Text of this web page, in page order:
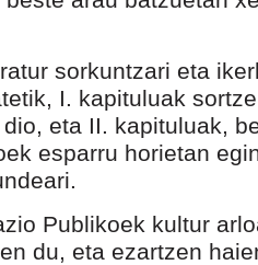
sorkuntzari eta
I. kapituluak
eta II. kapituluak,
esparru horietan
Publikoek kultur
du, eta ezartzen